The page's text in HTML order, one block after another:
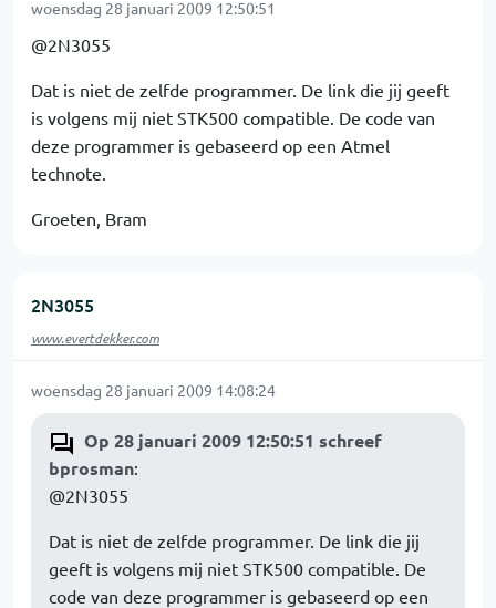
woensdag 28 januari 2009 12:50:51
@2N3055
Dat is niet de zelfde programmer. De link die jij geeft
is volgens mij niet STK500 compatible. De code van
deze programmer is gebaseerd op een Atmel
technote.
Groeten, Bram
2N3055
www.evertdekker.com
woensdag 28 januari 2009 14:08:24
Op 28 januari 2009 12:50:51 schreef
bprosman:
@2N3055
Dat is niet de zelfde programmer. De link die jij
geeft is volgens mij niet STK500 compatible. De
code van deze programmer is gebaseerd op een